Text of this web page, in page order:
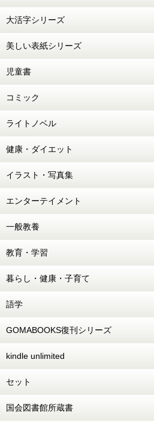
大活字シリーズ
美しい表紙シリーズ
児童書
コミック
ライトノベル
健康・ダイエット
イラスト・写真集
エンターテイメント
一般教養
教育・学習
暮らし・健康・子育て
語学
GOMABOOKS復刊シリーズ
kindle unlimited
セット
国会図書館所蔵書